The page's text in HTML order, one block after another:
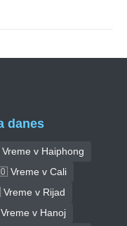
danes
v Haiphong
Vreme v Cali
v Rijad
v Hanoj